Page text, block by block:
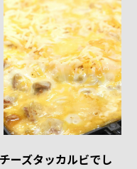
ーズタッカルビでし